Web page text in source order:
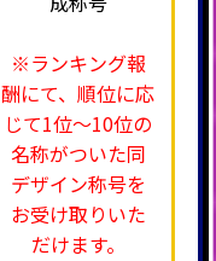
※ランキング報
酬にて、順位に応
じて1位～10位の
名称がついた同
デザイン称号を
お受け取りいた
だけます。